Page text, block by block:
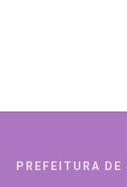
PREFEITURA